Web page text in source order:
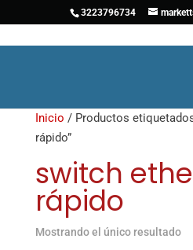
3223796734
Inicio / Productos
rápido”
switch
rápido
Mostrando el único resultado